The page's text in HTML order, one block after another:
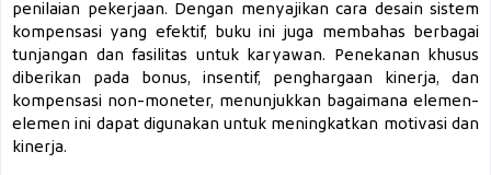
penilaian pekerjaan. Dengan menyajikan cara desain sistem
kompensasi yang efektif, buku ini juga membahas berbagai
tunjangan dan fasilitas untuk karyawan. Penekanan khusus
diberikan pada bonus, insentif, penghargaan kinerja, dan
kompensasi non-moneter, menunjukkan bagaimana elemen-
elemen ini dapat digunakan untuk meningkatkan motivasi dan
kinerja.